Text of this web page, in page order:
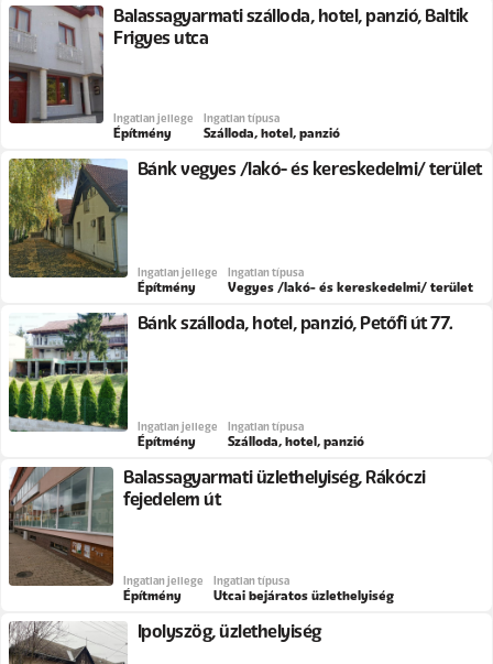
Balassagyarmati szálloda, hotel, panzió, Baltik
Frigyes utca
Ingatlan jellege
Építmény
Ingatlan típusa
Szálloda, hotel, panzió
Bánk vegyes /lakó- és kereskedelmi/ terület
Ingatlan jellege
Építmény
Ingatlan típusa
Vegyes /lakó- és kereskedelmi/ terület
Bánk szálloda, hotel, panzió, Petőfi út 77.
Ingatlan jellege
Építmény
Ingatlan típusa
Szálloda, hotel, panzió
Balassagyarmati üzlethelyiség, Rákóczi
fejedelem út
Ingatlan jellege
Építmény
Ingatlan típusa
Utcai bejáratos üzlethelyiség
Ipolyszög, üzlethelyiség